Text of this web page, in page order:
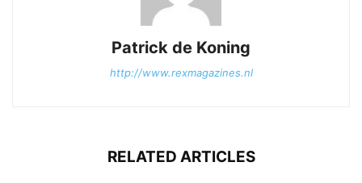
Patrick de Koning
http://www.rexmagazines.nl
RELATED ARTICLES